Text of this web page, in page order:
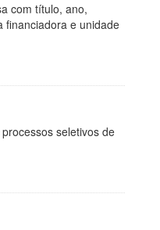
com título, ano,
financiadora e unidade
seletivos de